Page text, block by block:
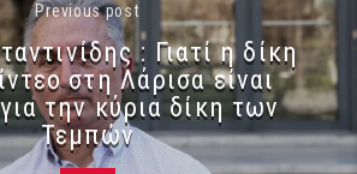
Previous post
: Γιατί η δίκη
στη Λάρισα είναι
την κύρια δίκη των
Τεμπών